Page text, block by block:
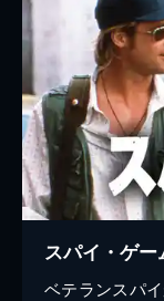
スパイ・ゲー
ベテランスパ